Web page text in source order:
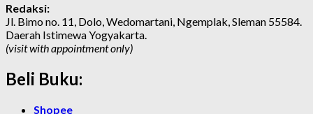
Redaksi:
Jl. Bimo no. 11, Dolo, Wedomartani, Ngemplak, Sleman 55584.
Daerah Istimewa Yogyakarta.
(visit with appointment only)
Beli Buku:
Shopee